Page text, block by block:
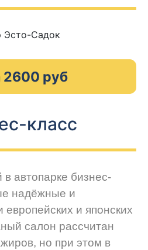
2600 руб
класс
автопарке бизнес-
надёжные и
и японских
салон рассчитан
но при этом в